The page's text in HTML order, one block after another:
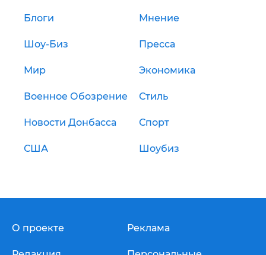
Блоги Мнение
Шоу-Биз Пресса
Мир Экономика
Военное Обозрение Стиль
Новости Донбасса Спорт
США Шоубиз
О проекте Реклама